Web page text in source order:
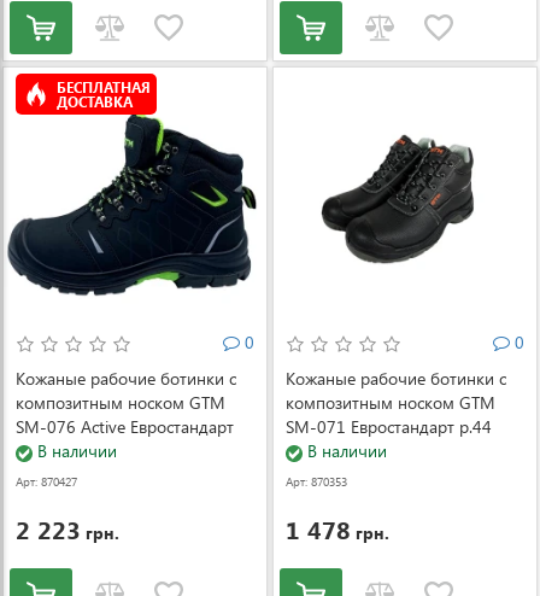
БЕСПЛАТНАЯ
ДОСТАВКА
0
Кожаные рабочие ботинки с
композитным носком GTM
SM-076 Active Евростандарт
р.42В наличии
Арт: 870427
2 223 грн.
0
Кожаные рабочие ботинки с
композитным носком GTM
SM-071 Евростандарт р.44
В наличии
Арт: 870353
1 478 грн.